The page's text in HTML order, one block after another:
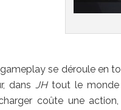
se déroule en
dans JHtout le monde
coûte une